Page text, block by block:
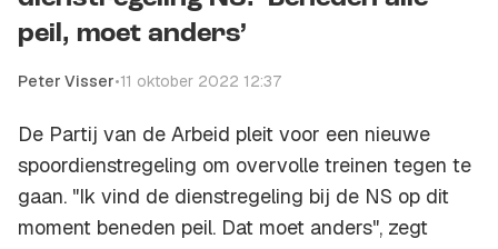
peil, moet anders’
Peter Visser•11 oktober 2022 12:37
De Partij van de Arbeid pleit voor een nieuwe
spoordienstregeling om overvolle treinen tegen te
gaan. "Ik vind de dienstregeling bij de NS op dit
moment beneden peil. Dat moet anders", zegt